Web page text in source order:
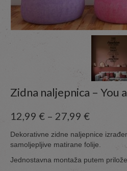
Zidna naljepnica – You
12,99 € – 27,99 €
Dekorativne zidne naljepnice
samoljepljive matirane folije.
Jednostavna montaža putem